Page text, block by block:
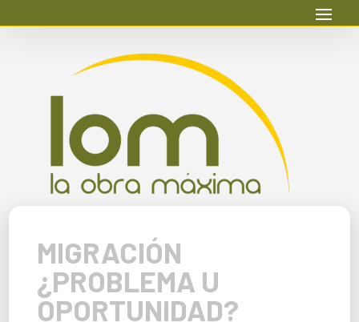
MIGRACIÓN
¿PROBLEMA U
OPORTUNIDAD?